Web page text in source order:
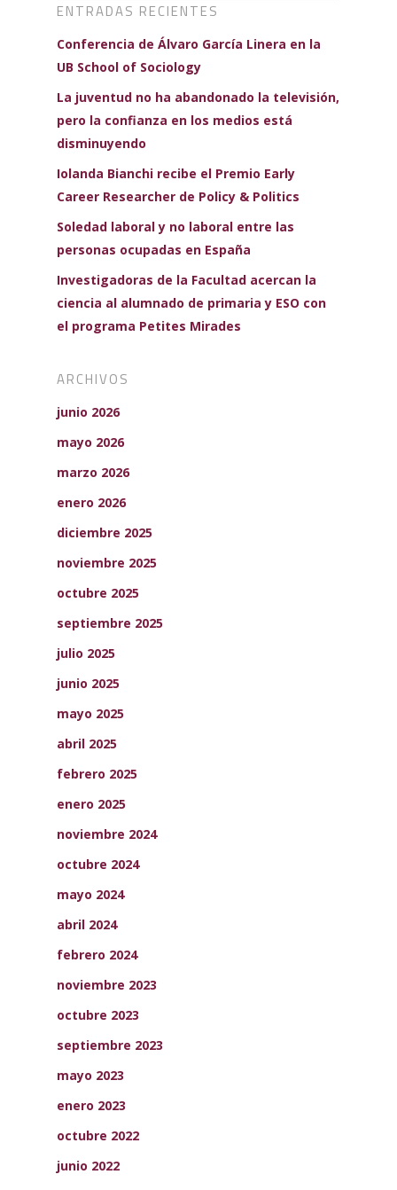
ENTRADAS RECIENTES
Conferencia de Álvaro García Linera en la
UB School of Sociology
La juventud no ha abandonado la televisión,
pero la confianza en los medios está
disminuyendo
Iolanda Bianchi recibe el Premio Early
Career Researcher de Policy & Politics
Soledad laboral y no laboral entre las
personas ocupadas en España
Investigadoras de la Facultad acercan la
ciencia al alumnado de primaria y ESO con
el programa Petites Mirades
ARCHIVOS
junio 2026
mayo 2026
marzo 2026
enero 2026
diciembre 2025
noviembre 2025
octubre 2025
septiembre 2025
julio 2025
junio 2025
mayo 2025
abril 2025
febrero 2025
enero 2025
noviembre 2024
octubre 2024
mayo 2024
abril 2024
febrero 2024
noviembre 2023
octubre 2023
septiembre 2023
mayo 2023
enero 2023
octubre 2022
junio 2022